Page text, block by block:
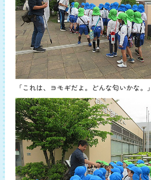
「これは、ヨモギだよ。どんな匂いかな。」